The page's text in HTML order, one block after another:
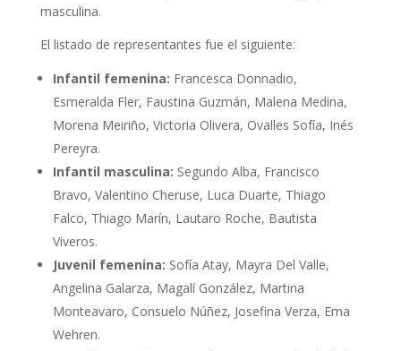
masculina.
El listado de representantes fue el siguiente:
Infantil femenina: Francesca Donnadio,
Esmeralda Fler, Faustina Guzmán, Malena Medina,
Morena Meiriño, Victoria Olivera, Ovalles Sofía, Inés
Pereyra.
Infantil masculina: Segundo Alba, Francisco
Bravo, Valentino Cheruse, Luca Duarte, Thiago
Falco, Thiago Marín, Lautaro Roche, Bautista
Viveros.
Juvenil femenina: Sofía Atay, Mayra Del Valle,
Angelina Galarza, Magalí González, Martina
Monteavaro, Consuelo Núñez, Josefina Verza, Ema
Wehren.